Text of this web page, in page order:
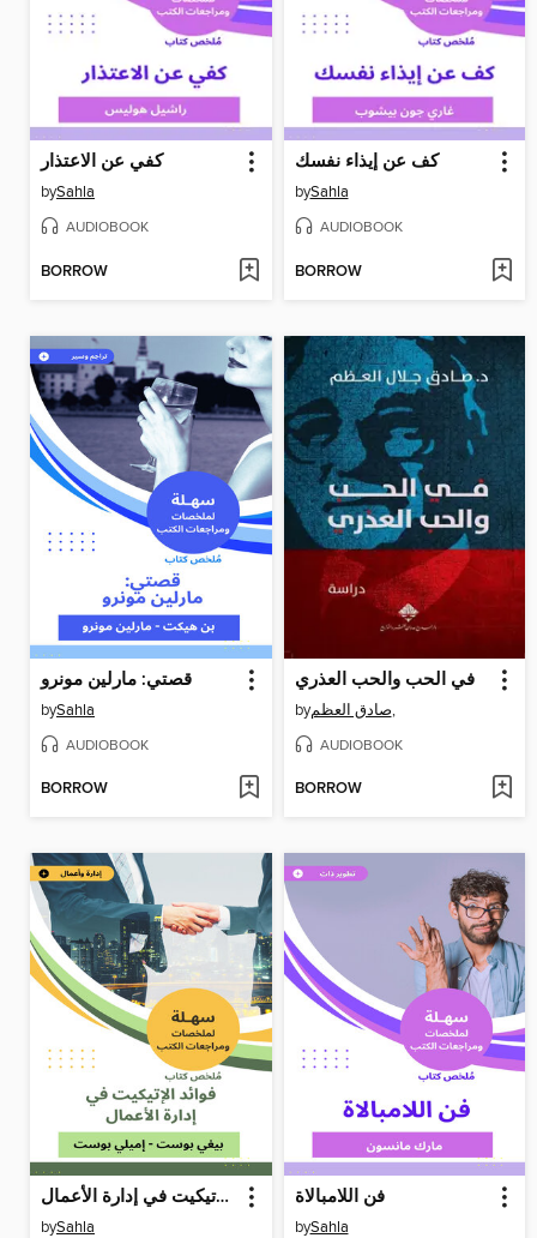
كفي عن الاعتذار
bySahla
AUDIOBOOK
BORROW
كف عن إيذاء نفسك
bySahla
AUDIOBOOK
BORROW
قصتي: مارلين مونرو
bySahla
AUDIOBOOK
BORROW
في الحب والحب العذري
by صادق العظم,
AUDIOBOOK
BORROW
فوائد الإتيكيت في إدارة الأعمال
bySahla
فن اللامبالاة
bySahla